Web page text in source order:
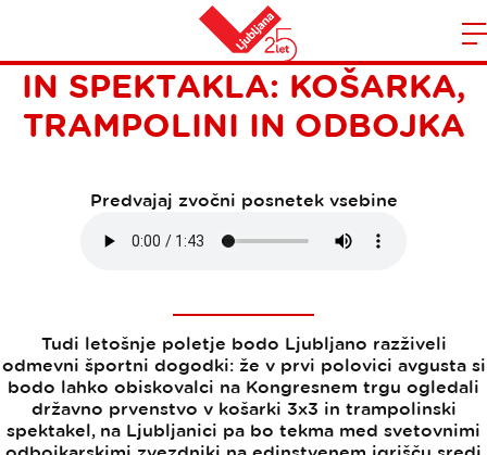
Domov
ZVRHAN ODMEREK ŠPORTA
IN SPEKTAKLA: KOŠARKA,
TRAMPOLINI IN ODBOJKA
Predvajaj zvočni posnetek vsebine
Tudi letošnje poletje bodo Ljubljano razživeli
odmevni športni dogodki: že v prvi polovici avgusta si
bodo lahko obiskovalci na Kongresnem trgu ogledali
državno prvenstvo v košarki 3x3 in trampolinski
spektakel, na Ljubljanici pa bo tekma med svetovnimi